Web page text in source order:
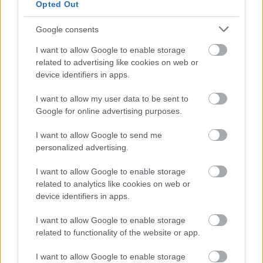
Opted Out
Google consents
I want to allow Google to enable storage
related to advertising like cookies on web or
device identifiers in apps.
I want to allow my user data to be sent to
Google for online advertising purposes.
I want to allow Google to send me
personalized advertising.
I want to allow Google to enable storage
related to analytics like cookies on web or
device identifiers in apps.
I want to allow Google to enable storage
related to functionality of the website or app.
I want to allow Google to enable storage